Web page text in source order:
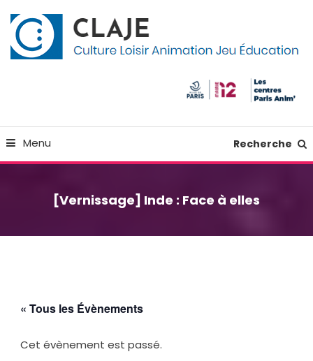
To
Content
Menu Recherche
[Vernissage] Inde : Face à elles
« Tous les Évènements
Cet évènement est passé.